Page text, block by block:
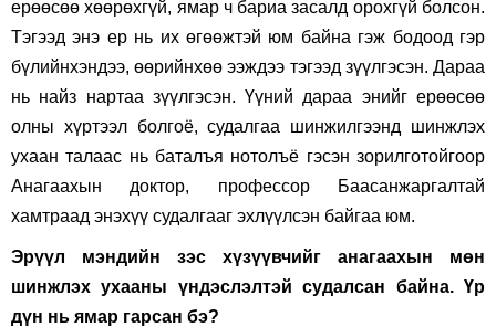
ерөөсөө хөөрөхгүй, ямар ч бариа засалд орохгүй болсон.
Тэгээд энэ ер нь их өгөөжтэй юм байна гэж бодоод гэр
бүлийнхэндээ, өөрийнхөө ээждээ тэгээд зүүлгэсэн. Дараа
нь найз нартаа зүүлгэсэн. Үүний дараа энийг ерөөсөө
олны хүртээл болгоё, судалгаа шинжилгээнд шинжлэх
ухаан талаас нь баталъя нотолъё гэсэн зорилготойгоор
Анагаахын доктор, профессор Баасанжаргалтай
хамтраад энэхүү судалгааг эхлүүлсэн байгаа юм.
Эрүүл мэндийн зэс хүзүүвчийг анагаахын мөн
шинжлэх ухааны үндэслэлтэй судалсан байна. Үр
дүн нь ямар гарсан бэ?